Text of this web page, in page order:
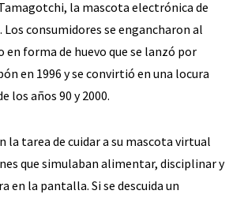
la mascota electrónica de
Los consumidores se engancharon al
en forma de huevo que se lanzó por
en 1996 y se convirtió en una locura
los años 90 y 2000.
la tarea de cuidar a su mascota virtual
que simulaban alimentar, disciplinar y
en la pantalla. Si se descuida un